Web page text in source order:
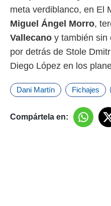
meta verdiblanco, en El
Miguel Ángel Morro,
Vallecano y también sin
por detrás de Stole
Diego López en los
Dani Martín Fichajes
Compártela en: